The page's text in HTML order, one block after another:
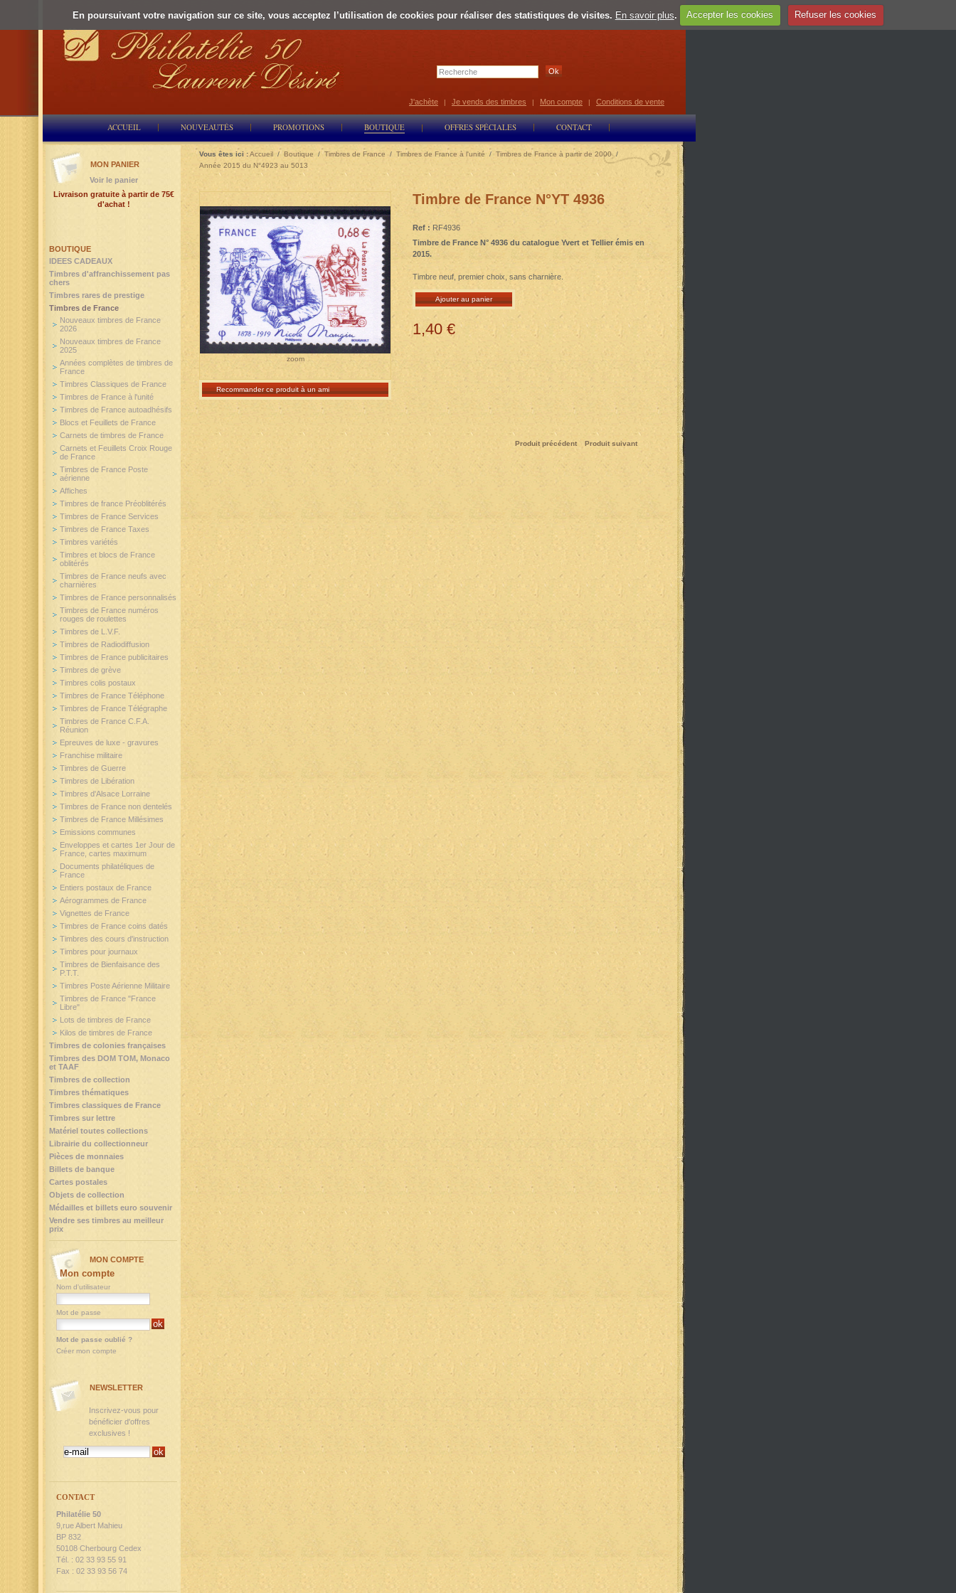
En poursuivant votre navigation sur ce site, vous acceptez l’utilisation de cookies pour réaliser des statistiques de visites. En savoir plus. Accepter les cookies Refuser les cookies
Select Language ▼
ACCUEIL NOUVEAUTÉS PROMOTIONS BOUTIQUE OFFRES SPÉCIALES CONTACT
J'achète | Je vends des timbres | Mon compte | Conditions de vente
Vous êtes ici :Accueil / Boutique /Timbres de France / Timbres de France à l'unité / Timbres de France à partir de 2000/
Année 2015 du N°4923 au 5013
zoom
Recommander ce produit à un ami
Timbre de France N°YT 4936
Ref : RF4936
Timbre de France N° 4936 du catalogue Yvert et Tellier émis en
2015.
Timbre neuf, premier choix, sans charnière.
Ajouter au panier
1,40 €
Produit précédent Produit suivant
BOUTIQUE
IDEES CADEAUX
Timbres d'affranchissement pas
chers
Timbres rares de prestige
Timbres de France
Nouveaux timbres de France
2026
Nouveaux timbres de France
2025
Années complètes de timbres de
France
Timbres Classiques de France
Timbres de France à l'unité
Timbres de France autoadhésifs
Blocs et Feuillets de France
Carnets de timbres de France
Carnets et Feuillets Croix Rouge
de France
Timbres de France Poste
aérienne
Affiches
Timbres de france Préoblitérés
Timbres de France Services
Timbres de France Taxes
Timbres variétés
Timbres et blocs de France
oblitérés
Timbres de France neufs avec
charnières
Timbres de France personnalisés
Timbres de France numéros
rouges de roulettes
Timbres de L.V.F.
Timbres de Radiodiffusion
Timbres de France publicitaires
Timbres de grève
Timbres colis postaux
Timbres de France Téléphone
Timbres de France Télégraphe
Timbres de France C.F.A.
Réunion
Epreuves de luxe - gravures
Franchise militaire
Timbres de Guerre
Timbres de Libération
Timbres d'Alsace Lorraine
Timbres de France non dentelés
Timbres de France Millésimes
Emissions communes
Enveloppes et cartes 1er Jour de
France, cartes maximum
Documents philatéliques de
France
Entiers postaux de France
Aérogrammes de France
Vignettes de France
Timbres de France coins datés
Timbres des cours d'instruction
Timbres pour journaux
Timbres de Bienfaisance des
P.T.T.
Timbres Poste Aérienne Militaire
Timbres de France "France
Libre"
Lots de timbres de France
Kilos de timbres de France
Timbres de colonies françaises
Timbres des DOM TOM, Monaco
et TAAF
Timbres de collection
Timbres thématiques
Timbres classiques de France
Timbres sur lettre
Matériel toutes collections
Librairie du collectionneur
Pièces de monnaies
Billets de banque
Cartes postales
Objets de collection
Médailles et billets euro souvenir
Vendre ses timbres au meilleur
prix
MON PANIER
Voir le panier
Livraison gratuite à partir de 75€
d'achat !
MON COMPTE
Mon compte
Nom d'utilisateur
Mot de passe
Mot de passe oublié ?
Créer mon compte
NEWSLETTER
Inscrivez-vous pour
bénéficier d'offres
exclusives !
CONTACT
Philatélie 50
9,rue Albert Mahieu
BP 832
50108 Cherbourg Cedex
Tél. : 02 33 93 55 91
Fax : 02 33 93 56 74